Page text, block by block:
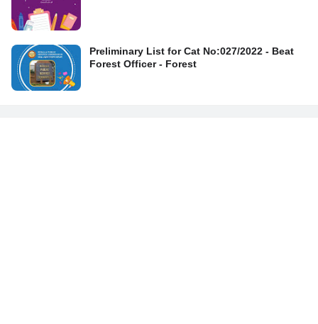
Preliminary List for Cat No:027/2022 - Beat
Forest Officer - Forest